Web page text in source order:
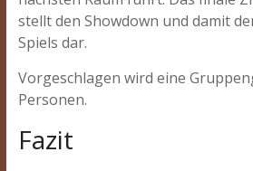
stellt den Showdown und damit
Spiels dar.
Vorgeschlagen wird eine
Personen.
Fazit